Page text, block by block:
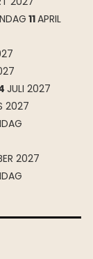
11APRIL
JULI 2027
2027
2027